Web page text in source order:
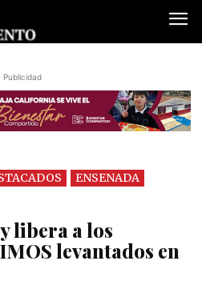
Publicidad
ENSENADA
libera a los
levantados en